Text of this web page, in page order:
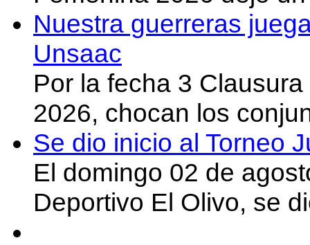
Nuestra guerreras
Unsaac
Por la fecha 3
2026, chocan los
Se dio inicio al Torneo
El domingo 02 de
Deportivo El Olivo, se